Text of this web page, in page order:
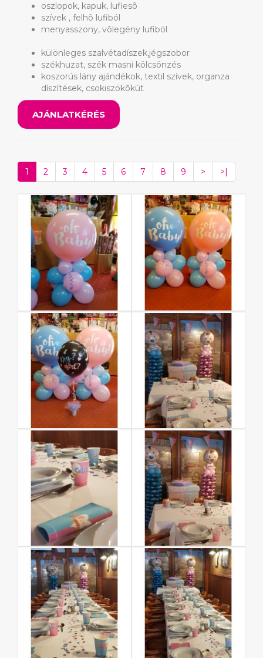
oszlopok, kapuk, lufiesõ
szívek , felhõ lufiból
menyasszony, võlegény lufiból
különleges szalvétadíszek,jégszobor
székhuzat, szék masni kölcsönzés
koszorús lány ajándékok, textil szívek, organza
díszítések, csokiszökõkút
AJÁNLATKÉRÉS
1 2 3 4 5 6 7 8 9 > >|